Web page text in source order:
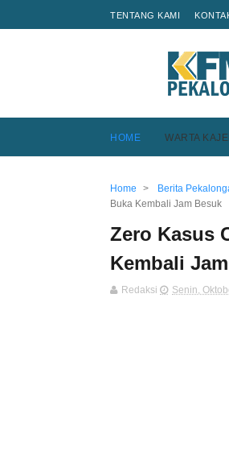
TENTANG KAMI
HOME WARTA
Home > Berita
Buka Kembali Jam Besuk
Zero Kasus
Kembali
Redaksi Senin,